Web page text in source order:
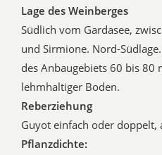
Lage des Weinberges
Südlich vom Gardasee,
und Sirmione. Nord-
des Anbaugebiets 60 bis 80
lehmhaltiger Boden.
Reberziehung
Guyot einfach oder doppelt,
Pflanzdichte: